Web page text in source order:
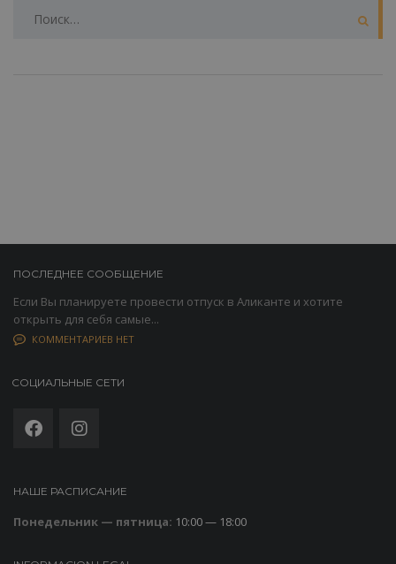
НАЙТИ:
ПОСЛЕДНЕЕ СООБЩЕНИЕ
Если Вы планируете провести отпуск в Аликанте и хотите
открыть для себя самые...
КОММЕНТАРИЕВ НЕТ
СОЦИАЛЬНЫЕ СЕТИ
НАШЕ РАСПИСАНИЕ
Понедельник — пятница: 10:00 — 18:00